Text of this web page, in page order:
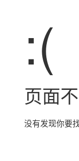
:(
页面不
没有发现你要